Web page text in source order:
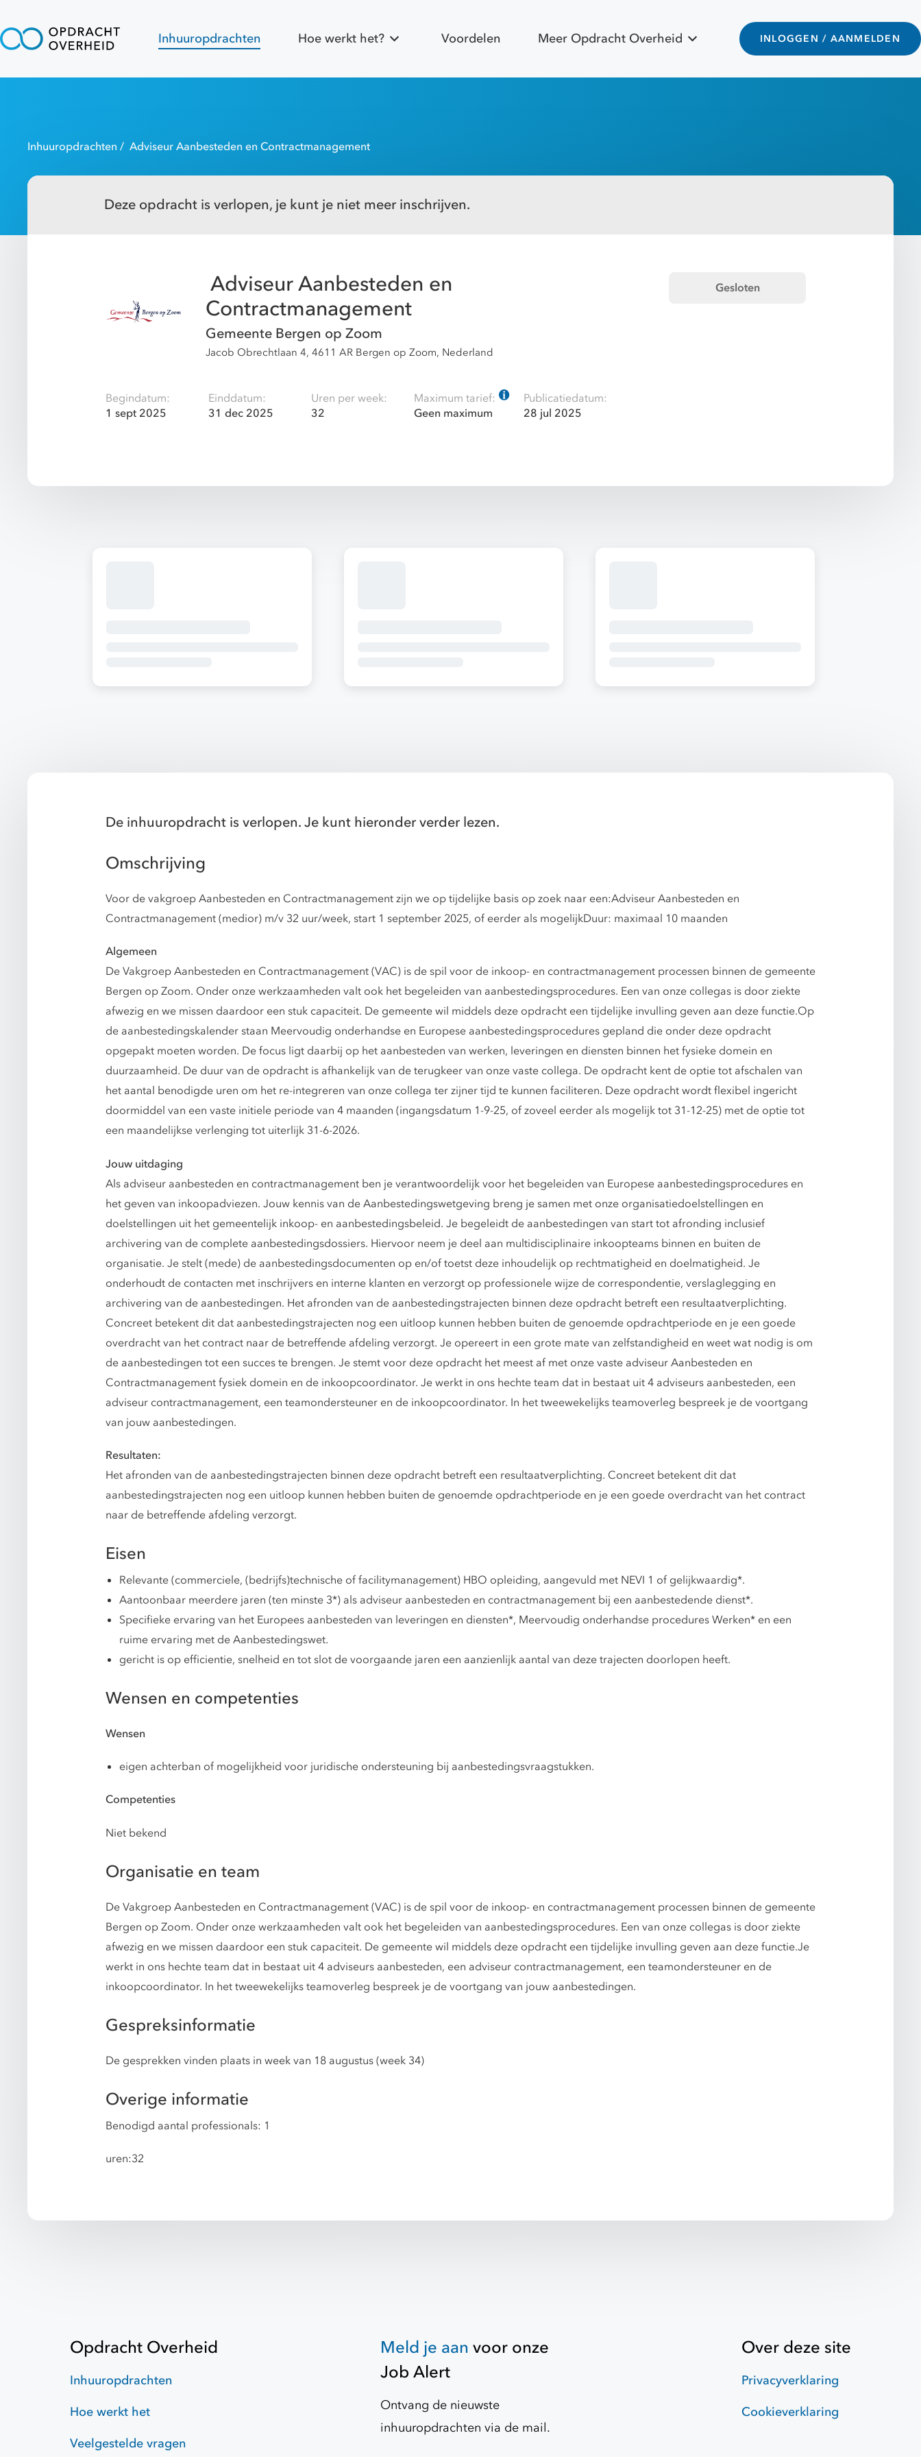
Inhuuropdrachten Hoe werkt het? Voordelen Meer Opdracht Overheid INLOGGEN / AANMELDEN
Inhuuropdrachten / Adviseur Aanbesteden en Contractmanagement
Deze opdracht is verlopen, je kunt je niet meer inschrijven.
Adviseur Aanbesteden en
Contractmanagement
Gemeente Bergen op Zoom
Jacob Obrechtlaan 4, 4611 AR Bergen op Zoom, Nederland
Gesloten
Begindatum:
1 sept 2025
Einddatum:
31 dec 2025
Uren per week:
32
Maximum tarief:
Geen maximum
Publicatiedatum:
28 jul 2025
De inhuuropdracht is verlopen. Je kunt hieronder verder lezen.
Omschrijving
Voor de vakgroep Aanbesteden en Contractmanagement zijn we op tijdelijke basis op zoek naar een:Adviseur Aanbesteden en
Contractmanagement (medior) m/v 32 uur/week, start 1 september 2025, of eerder als mogelijkDuur: maximaal 10 maanden
Algemeen
De Vakgroep Aanbesteden en Contractmanagement (VAC) is de spil voor de inkoop- en contractmanagement processen binnen de gemeente
Bergen op Zoom. Onder onze werkzaamheden valt ook het begeleiden van aanbestedingsprocedures. Een van onze collegas is door ziekte
afwezig en we missen daardoor een stuk capaciteit. De gemeente wil middels deze opdracht een tijdelijke invulling geven aan deze functie.Op
de aanbestedingskalender staan Meervoudig onderhandse en Europese aanbestedingsprocedures gepland die onder deze opdracht
opgepakt moeten worden. De focus ligt daarbij op het aanbesteden van werken, leveringen en diensten binnen het fysieke domein en
duurzaamheid. De duur van de opdracht is afhankelijk van de terugkeer van onze vaste collega. De opdracht kent de optie tot afschalen van
het aantal benodigde uren om het re-integreren van onze collega ter zijner tijd te kunnen faciliteren. Deze opdracht wordt flexibel ingericht
doormiddel van een vaste initiele periode van 4 maanden (ingangsdatum 1-9-25, of zoveel eerder als mogelijk tot 31-12-25) met de optie tot
een maandelijkse verlenging tot uiterlijk 31-6-2026.
Jouw uitdaging
Als adviseur aanbesteden en contractmanagement ben je verantwoordelijk voor het begeleiden van Europese aanbestedingsprocedures en
het geven van inkoopadviezen. Jouw kennis van de Aanbestedingswetgeving breng je samen met onze organisatiedoelstellingen en
doelstellingen uit het gemeentelijk inkoop- en aanbestedingsbeleid. Je begeleidt de aanbestedingen van start tot afronding inclusief
archivering van de complete aanbestedingsdossiers. Hiervoor neem je deel aan multidisciplinaire inkoopteams binnen en buiten de
organisatie. Je stelt (mede) de aanbestedingsdocumenten op en/of toetst deze inhoudelijk op rechtmatigheid en doelmatigheid. Je
onderhoudt de contacten met inschrijvers en interne klanten en verzorgt op professionele wijze de correspondentie, verslaglegging en
archivering van de aanbestedingen. Het afronden van de aanbestedingstrajecten binnen deze opdracht betreft een resultaatverplichting.
Concreet betekent dit dat aanbestedingstrajecten nog een uitloop kunnen hebben buiten de genoemde opdrachtperiode en je een goede
overdracht van het contract naar de betreffende afdeling verzorgt. Je opereert in een grote mate van zelfstandigheid en weet wat nodig is om
de aanbestedingen tot een succes te brengen. Je stemt voor deze opdracht het meest af met onze vaste adviseur Aanbesteden en
Contractmanagement fysiek domein en de inkoopcoordinator. Je werkt in ons hechte team dat in bestaat uit 4 adviseurs aanbesteden, een
adviseur contractmanagement, een teamondersteuner en de inkoopcoordinator. In het tweewekelijks teamoverleg bespreek je de voortgang
van jouw aanbestedingen.
Resultaten:
Het afronden van de aanbestedingstrajecten binnen deze opdracht betreft een resultaatverplichting. Concreet betekent dit dat
aanbestedingstrajecten nog een uitloop kunnen hebben buiten de genoemde opdrachtperiode en je een goede overdracht van het contract
naar de betreffende afdeling verzorgt.
Eisen
Relevante (commerciele, (bedrijfs)technische of facilitymanagement) HBO opleiding, aangevuld met NEVI 1 of gelijkwaardig*.
Aantoonbaar meerdere jaren (ten minste 3*) als adviseur aanbesteden en contractmanagement bij een aanbestedende dienst*.
Specifieke ervaring van het Europees aanbesteden van leveringen en diensten*, Meervoudig onderhandse procedures Werken* en een
ruime ervaring met de Aanbestedingswet.
gericht is op efficientie, snelheid en tot slot de voorgaande jaren een aanzienlijk aantal van deze trajecten doorlopen heeft.
Wensen en competenties
Wensen
eigen achterban of mogelijkheid voor juridische ondersteuning bij aanbestedingsvraagstukken.
Competenties
Niet bekend
Organisatie en team
De Vakgroep Aanbesteden en Contractmanagement (VAC) is de spil voor de inkoop- en contractmanagement processen binnen de gemeente
Bergen op Zoom. Onder onze werkzaamheden valt ook het begeleiden van aanbestedingsprocedures. Een van onze collegas is door ziekte
afwezig en we missen daardoor een stuk capaciteit. De gemeente wil middels deze opdracht een tijdelijke invulling geven aan deze functie.Je
werkt in ons hechte team dat in bestaat uit 4 adviseurs aanbesteden, een adviseur contractmanagement, een teamondersteuner en de
inkoopcoordinator. In het tweewekelijks teamoverleg bespreek je de voortgang van jouw aanbestedingen.
Gespreksinformatie
De gesprekken vinden plaats in week van 18 augustus (week 34)
Overige informatie
Benodigd aantal professionals: 1
uren:32
Opdracht Overheid
Inhuuropdrachten
Hoe werkt het
Veelgestelde vragen
Meld je aan voor onze
Job Alert
Ontvang de nieuwste
inhuuropdrachten via de mail.
Over deze site
Privacyverklaring
Cookieverklaring